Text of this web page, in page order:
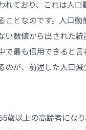
れており、これは人口
ことなのです。人口動
い数値から出された統
で最も信用できると言
のが、前述した人口減
歳以上の高齢者にな